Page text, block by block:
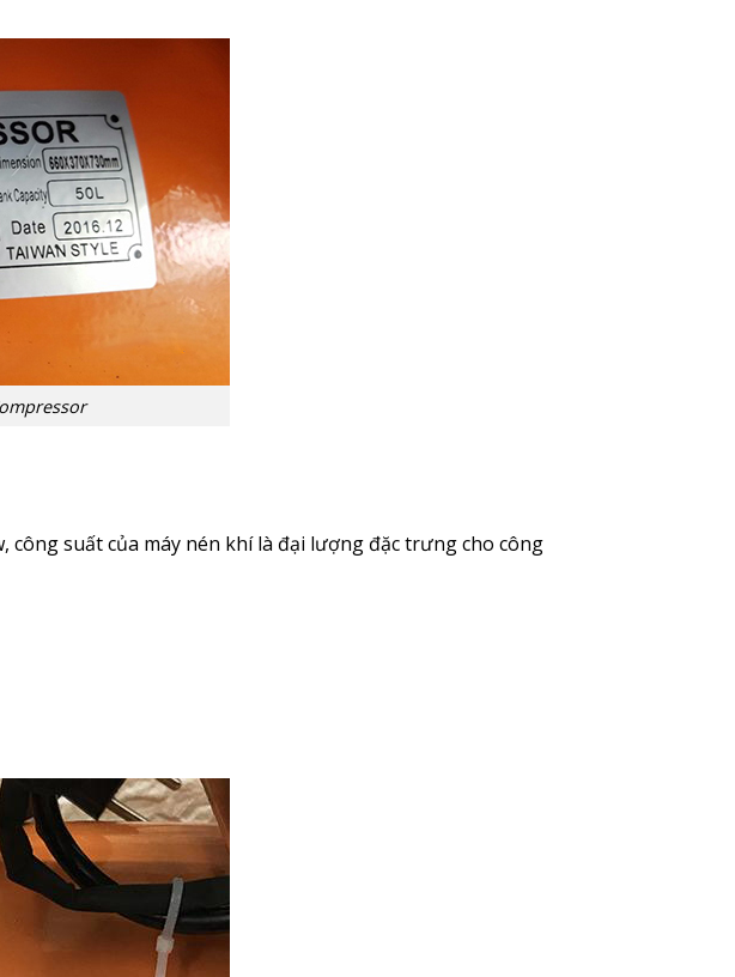
công suất của máy nén khí là đại lượng đặc trưng cho công